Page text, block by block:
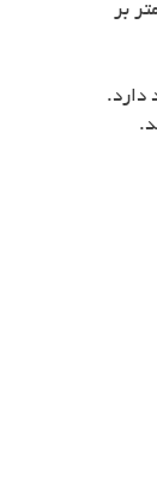
و در بزرگراه و جاده‌ها، این محدودیت سرعت به 70 مایل بر ساعت (حدود 110 کلیومتر بر
دارد.